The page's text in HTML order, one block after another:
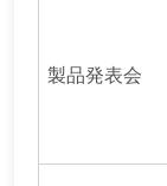
製品発表会